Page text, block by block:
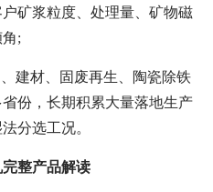
矿浆粒度、处理量、矿物磁
;
建材、固废再生、陶瓷除铁
份，长期积累大量落地生产
分选工况。
整产品解读